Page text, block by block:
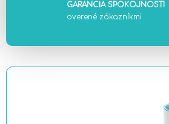
GARANCIA SPOKOJNOSTI
overené zákazníkmi